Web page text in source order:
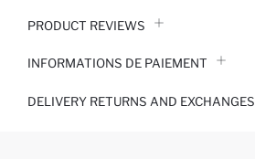
PRODUCT REVIEWS
INFORMATIONS DE PAIEMENT
DELIVERY RETURNS AND EXCHANGES